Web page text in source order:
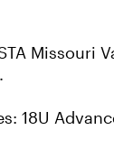
Missouri